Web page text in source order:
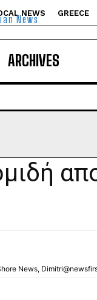
NEWS GREECE
News
ARCHIVES
News,